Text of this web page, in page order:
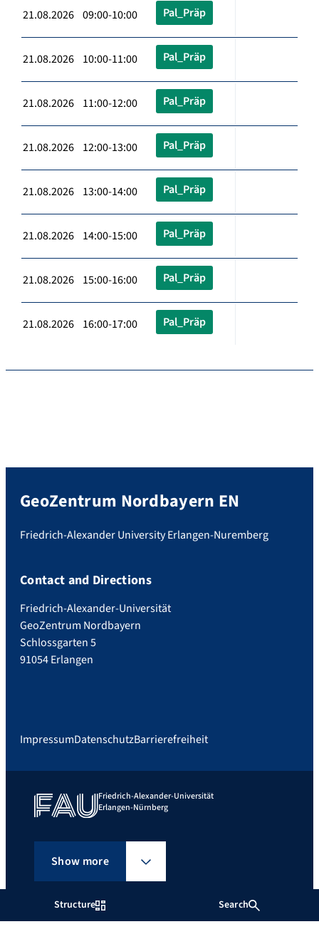
Structure Search
21.08.2026 09:00-10:00 Pal_Präp
21.08.2026 10:00-11:00 Pal_Präp
21.08.2026 11:00-12:00 Pal_Präp
21.08.2026 12:00-13:00 Pal_Präp
21.08.2026 13:00-14:00 Pal_Präp
21.08.2026 14:00-15:00 Pal_Präp
21.08.2026 15:00-16:00 Pal_Präp
21.08.2026 16:00-17:00 Pal_Präp
GeoZentrum Nordbayern EN
Friedrich-Alexander University Erlangen-Nuremberg
Contact and Directions
Friedrich-Alexander-Universität
GeoZentrum Nordbayern
Schlossgarten 5
91054 Erlangen
ImpressumDatenschutzBarrierefreiheit
Friedrich-Alexander-Universität
Erlangen-Nürnberg
Show more